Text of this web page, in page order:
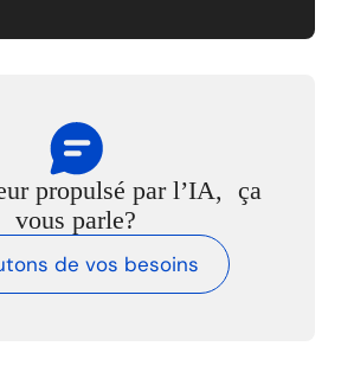
propulsé par l’IA, ça
vous parle?
de vos besoins